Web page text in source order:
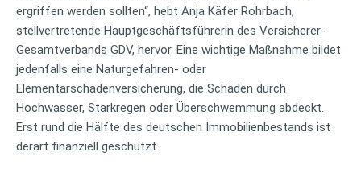
ergriffen werden sollten“, hebt Anja Käfer Rohrbach,
stellvertretende Hauptgeschäftsführerin des Versicherer-
Gesamtverbands GDV, hervor. Eine wichtige Maßnahme bildet
jedenfalls eine Naturgefahren- oder
Elementarschadenversicherung, die Schäden durch
Hochwasser, Starkregen oder Überschwemmung abdeckt.
Erst rund die Hälfte des deutschen Immobilienbestands ist
derart finanziell geschützt.